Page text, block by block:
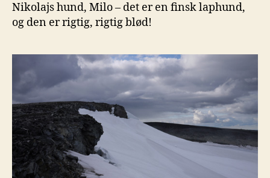
Nikolajs hund, Milo – det er en finsk laphund,
og den er rigtig, rigtig blød!